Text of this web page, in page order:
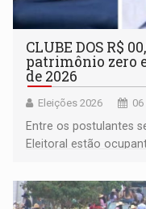
CLUBE DOS R$
patrimônio zero
de 2026
Eleições 2026
Entre os postulantes
Eleitoral estão
Pedro Geovar (PP) e
(NOVO)